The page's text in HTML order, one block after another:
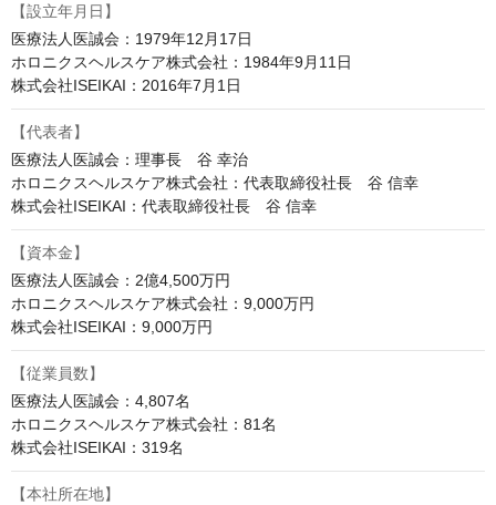
【設立年月日】
医療法人医誠会：1979年12月17日
ホロニクスヘルスケア株式会社：1984年9月11日
株式会社ISEIKAI：2016年7月1日
【代表者】
医療法人医誠会：理事長　谷 幸治
ホロニクスヘルスケア株式会社：代表取締役社長　谷 信幸
株式会社ISEIKAI：代表取締役社長　谷 信幸
【資本金】
医療法人医誠会：2億4,500万円
ホロニクスヘルスケア株式会社：9,000万円
株式会社ISEIKAI：9,000万円
【従業員数】
医療法人医誠会：4,807名
ホロニクスヘルスケア株式会社：81名
株式会社ISEIKAI：319名
【本社所在地】